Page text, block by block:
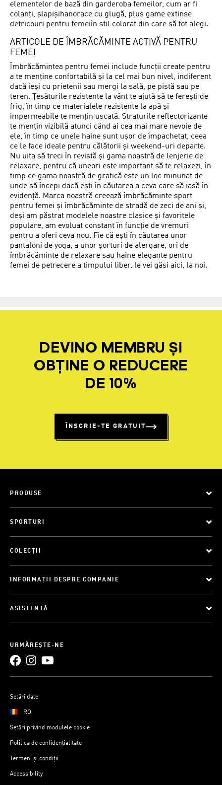
elementelor de bază din garderoba femeilor, cum ar fi
colanți, șlapișihanorace cu glugă, plus game extinse
detricouri pentru femeiîn stil colorat din care să tot alegi.
ARTICOLE DE ÎMBRĂCĂMINTE ACTIVĂ PENTRU
FEMEI
Îmbrăcămintea pentru femei include funcții create pentru
a te menține confortabilă și la cel mai bun nivel, indiferent
dacă ieși cu prietenii sau mergi la sală, pe pistă sau pe
teren. Țesăturile rezistente la vânt te ajută să te ferești de
frig, în timp ce materialele rezistente la apă și
impermeabile te mențin uscată. Straturile reflectorizante
te mențin vizibilă atunci când ai cea mai mare nevoie de
ele, în timp ce unele haine sunt ușor de împachetat, ceea
ce le face ideale pentru călătorii și weekend-uri departe.
Nu uita să treci în revistă și gama noastră de lenjerie de
relaxare, pentru că uneori este important să te relaxezi, în
timp ce gama noastră de grafică este un loc minunat de
unde să începi dacă ești în căutarea a ceva care să iasă în
evidență. Marca noastră creează îmbrăcăminte sport
pentru femei și îmbrăcăminte de stradă de zeci de ani și,
deși am păstrat modelele noastre clasice și favoritele
populare, am evoluat constant în funcție de vremuri
pentru a oferi ceva nou. Fie că ești în căutarea unor
pantaloni de yoga, a unor șorturi de alergare, ori de
îmbrăcăminte de relaxare sau haine elegante pentru
femei de petrecere a timpului liber, le vei găsi aici, la noi.
DEVINO MEMBRU ȘI
OBȚINE O REDUCERE
DE 10%
ÎNSCRIE-TE GRATUIT
PRODUSE
SPORTURI
COLECȚII
INFORMAȚII DESPRE COMPANIE
ASISTENȚĂ
URMĂREȘTE-NE
Setări date
RO
Setări privind modulele cookie
Politica de confidențialitate
Termeni și condiții
Accessibility